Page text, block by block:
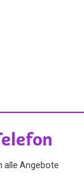
alle Angebote